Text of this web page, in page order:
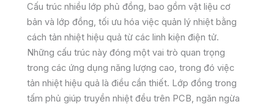
Cấu trúc nhiều lớp phủ đồng, bao gồm vật liệu cơ
bản và lớp đồng, tối ưu hóa việc quản lý nhiệt bằng
cách tản nhiệt hiệu quả từ các linh kiện điện tử.
Những cấu trúc này đóng một vai trò quan trọng
trong các ứng dụng năng lượng cao, trong đó việc
tản nhiệt hiệu quả là điều cần thiết. Lớp đồng trong
tấm phủ giúp truyền nhiệt đều trên PCB, ngăn ngừa